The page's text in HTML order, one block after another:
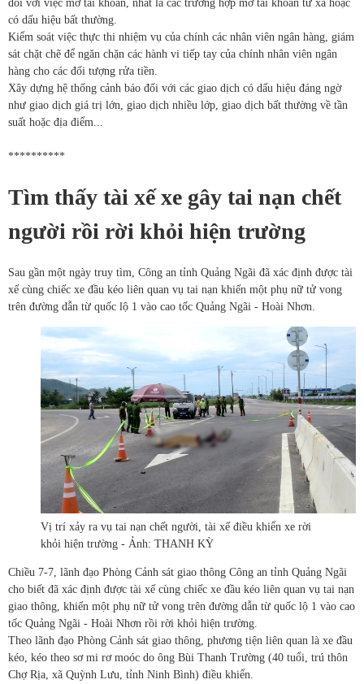
đối với việc mở tài khoản, nhất là các trường hợp mở tài khoản từ xa hoặc
có dấu hiệu bất thường.
Kiểm soát việc thực thi nhiệm vụ của chính các nhân viên ngân hàng, giám
sát chặt chẽ để ngăn chặn các hành vi tiếp tay của chính nhân viên ngân
hàng cho các đối tượng rửa tiền.
Xây dựng hệ thống cảnh báo đối với các giao dịch có dấu hiệu đáng ngờ
như giao dịch giá trị lớn, giao dịch nhiều lớp, giao dịch bất thường về tần
suất hoặc địa điểm...
**********
Tìm thấy tài xế xe gây tai nạn chết
người rồi rời khỏi hiện trường
Sau gần một ngày truy tìm, Công an tỉnh Quảng Ngãi đã xác định được tài
xế cùng chiếc xe đầu kéo liên quan vụ tai nạn khiến một phụ nữ tử vong
trên đường dẫn từ quốc lộ 1 vào cao tốc Quảng Ngãi - Hoài Nhơn.
Vị trí xảy ra vụ tai nạn chết người, tài xế điều khiển xe rời
khỏi hiện trường - Ảnh: THANH KỲ
Chiều 7-7, lãnh đạo Phòng Cảnh sát giao thông Công an tỉnh Quảng Ngãi
cho biết đã xác định được tài xế cùng chiếc xe đầu kéo liên quan vụ tai nạn
giao thông, khiến một phụ nữ tử vong trên đường dẫn từ quốc lộ 1 vào cao
tốc Quảng Ngãi - Hoài Nhơn rồi rời khỏi hiện trường.
Theo lãnh đạo Phòng Cảnh sát giao thông, phương tiện liên quan là xe đầu
kéo, kéo theo sơ mi rơ moóc do ông Bùi Thanh Trường (40 tuổi, trú thôn
Chợ Rịa, xã Quỳnh Lưu, tỉnh Ninh Bình) điều khiển.